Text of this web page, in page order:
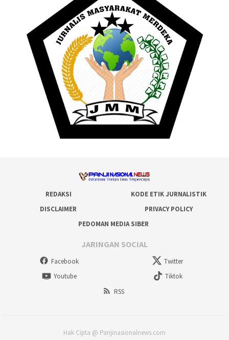
REDAKSI
KODE ETIK JURNALISTIK
DISCLAIMER
PRIVACY POLICY
PEDOMAN MEDIA SIBER
JARINGAN SOCIAL
Facebook
Twitter
Youtube
Tiktok
RSS
Hak Cipta @ Panjinasionalnews.com